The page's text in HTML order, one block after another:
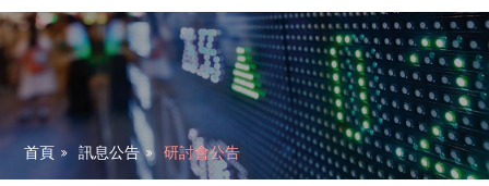
首頁 訊息公告 研討會公告